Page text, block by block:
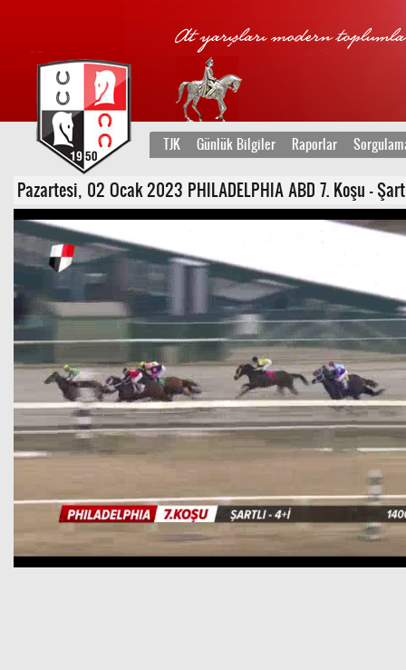
TJK Günlük Bilgiler Raporlar
Pazartesi, 02 Ocak 2023 PHILADELPHIA ABD 7. Koşu -